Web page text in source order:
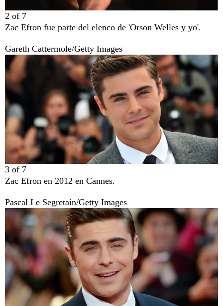
2 of 7
Zac Efron fue parte del elenco de 'Orson Welles y yo'.
Gareth Cattermole/Getty Images
3 of 7
Zac Efron en 2012 en Cannes.
Pascal Le Segretain/Getty Images